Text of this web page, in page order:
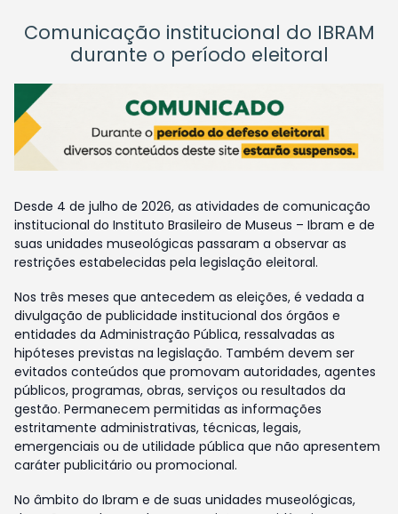
Comunicação institucional do IBRAM
durante o período eleitoral
Desde 4 de julho de 2026, as atividades de comunicação
institucional do Instituto Brasileiro de Museus – Ibram e de
suas unidades museológicas passaram a observar as
restrições estabelecidas pela legislação eleitoral.
Nos três meses que antecedem as eleições, é vedada a
divulgação de publicidade institucional dos órgãos e
entidades da Administração Pública, ressalvadas as
hipóteses previstas na legislação. Também devem ser
evitados conteúdos que promovam autoridades, agentes
públicos, programas, obras, serviços ou resultados da
gestão. Permanecem permitidas as informações
estritamente administrativas, técnicas, legais,
emergenciais ou de utilidade pública que não apresentem
caráter publicitário ou promocional.
No âmbito do Ibram e de suas unidades museológicas,